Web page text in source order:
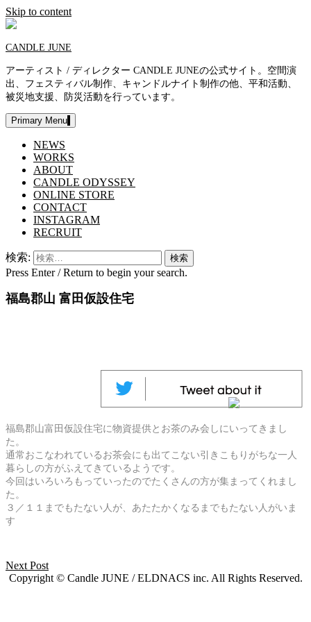
Skip to content
CANDLE JUNE
アーティスト / ディレクター CANDLE JUNEの公式サイト。空間演
出、フェスティバル制作、キャンドルナイト制作の他、平和活動、
被災地支援、防災活動を行っています。
Primary Menu
NEWS
WORKS
ABOUT
CANDLE ODYSSEY
ONLINE STORE
CONTACT
INSTAGRAM
RECRUIT
検索:
Press Enter / Return to begin your search.
福島郡山 富田仮設住宅
福島郡山富田仮設住宅に物資提供とお茶のみ会しにいってきまし
た。
通常おこなわれているお茶会にも出てこない引きこもりがちな一人
暮らしの方がふえてきているようです。
今回はいろいろもっていったのでたくさんの方が集まってくれまし
た。
３／１１までもたない人が、あたたかくなるまでもたない人がいま
す
Next Post
Copyright © Candle JUNE / ELDNACS inc. All Rights Reserved.